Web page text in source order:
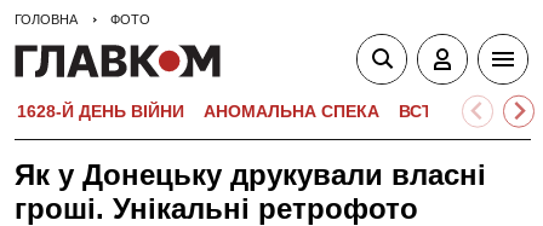
ГОЛОВНА ФОТО
1628-Й ДЕНЬ ВІЙНИ АНОМАЛЬНА СПЕКА ВСТУПНА
Як у Донецьку друкували власні
гроші. Унікальні ретрофото